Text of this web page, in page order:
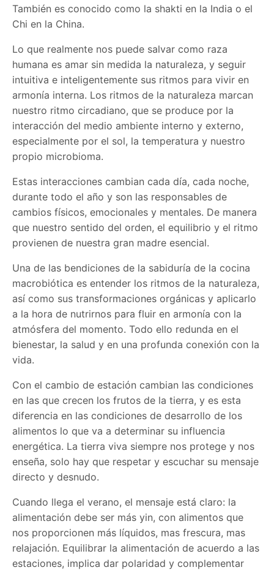
También es conocido como la shakti en la India o el
Chi en la China.
Lo que realmente nos puede salvar como raza
humana es amar sin medida la naturaleza, y seguir
intuitiva e inteligentemente sus ritmos para vivir en
armonía interna. Los ritmos de la naturaleza marcan
nuestro ritmo circadiano, que se produce por la
interacción del medio ambiente interno y externo,
especialmente por el sol, la temperatura y nuestro
propio microbioma.
Estas interacciones cambian cada día, cada noche,
durante todo el año y son las responsables de
cambios físicos, emocionales y mentales. De manera
que nuestro sentido del orden, el equilibrio y el ritmo
provienen de nuestra gran madre esencial.
Una de las bendiciones de la sabiduría de la cocina
macrobiótica es entender los ritmos de la naturaleza,
así como sus transformaciones orgánicas y aplicarlo
a la hora de nutrirnos para fluir en armonía con la
atmósfera del momento. Todo ello redunda en el
bienestar, la salud y en una profunda conexión con la
vida.
Con el cambio de estación cambian las condiciones
en las que crecen los frutos de la tierra, y es esta
diferencia en las condiciones de desarrollo de los
alimentos lo que va a determinar su influencia
energética. La tierra viva siempre nos protege y nos
enseña, solo hay que respetar y escuchar su mensaje
directo y desnudo.
Cuando llega el verano, el mensaje está claro: la
alimentación debe ser más yin, con alimentos que
nos proporcionen más líquidos, mas frescura, mas
relajación. Equilibrar la alimentación de acuerdo a las
estaciones, implica dar polaridad y complementar